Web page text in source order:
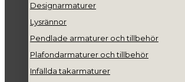
Designarmaturer
Lysrännor
Pendlade armaturer och tillbehör
Plafondarmaturer och tillbehör
Infällda takarmaturer